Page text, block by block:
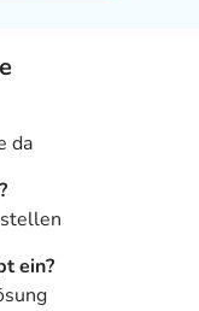
da
ein?